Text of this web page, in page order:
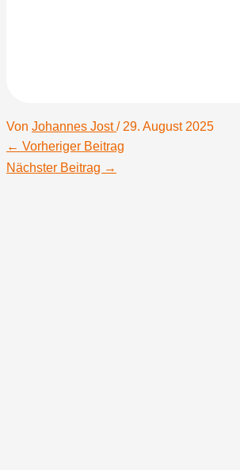
Von Johannes Jost/ 29. August 2025
← Vorheriger Beitrag
Nächster Beitrag →